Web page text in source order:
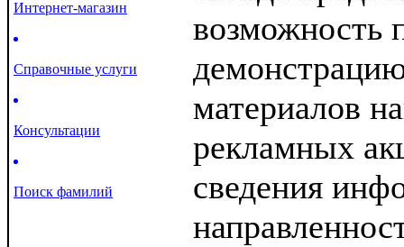
Интернет-магазин
Справочные услуги
Консультации
Поиск фамилий
возможность
материалов
рекламных
сведения